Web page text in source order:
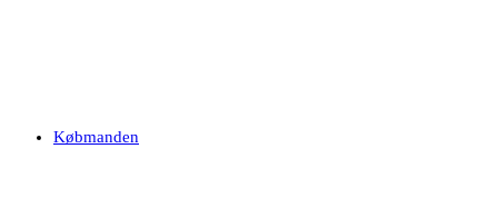
Købmanden